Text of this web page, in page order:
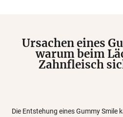
Ursachen eines
warum beim
Zahnfleisch
Die Entstehung eines Gummy Smile